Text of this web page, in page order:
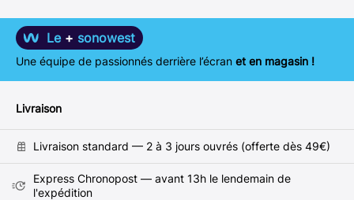
Le + sonowest
Une équipe de passionnés derrière l’écran et en magasin !
Livraison
Livraison standard — 2 à 3 jours ouvrés (offerte dès 49€)
Express Chronopost — avant 13h le lendemain de
l'expédition